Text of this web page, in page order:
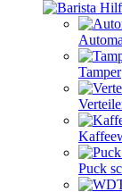
Tamper
Puck